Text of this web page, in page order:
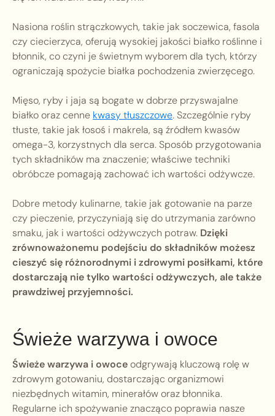
Nasiona roślin strączkowych, takie jak soczewica, fasola
czy ciecierzyca, oferują wysokiej jakości białko roślinne i
błonnik, co czyni je świetnym wyborem dla tych, którzy
ograniczają spożycie białka pochodzenia zwierzęcego.
Mięso, ryby i jaja są bogate w dobrze przyswajalne
białko oraz cenne kwasy tłuszczowe. Szczególnie ryby
tłuste, takie jak łosoś i makrela, są źródłem kwasów
omega-3, korzystnych dla serca. Sposób przygotowania
tych składników ma znaczenie; właściwe techniki
obróbcze pomagają zachować ich wartości odżywcze.
Dobre metody kulinarne, takie jak gotowanie na parze
czy pieczenie, przyczyniają się do utrzymania zarówno
smaku, jak i wartości odżywczych potraw. Dzięki
zrównoważonemu podejściu do składników możesz
cieszyć się różnorodnymi i zdrowymi posiłkami, które
dostarczają nie tylko wartości odżywczych, ale także
prawdziwej przyjemności.
Świeże warzywa i owoce
Świeże warzywa i owoceodgrywają kluczową rolę w
zdrowym gotowaniu, dostarczając organizmowi
niezbędnych witamin, minerałów oraz błonnika.
Regularne ich spożywanie znacząco poprawia nasze